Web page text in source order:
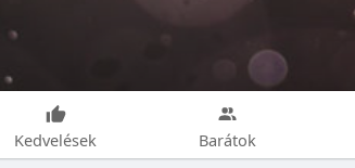
Kedvelések Barátok